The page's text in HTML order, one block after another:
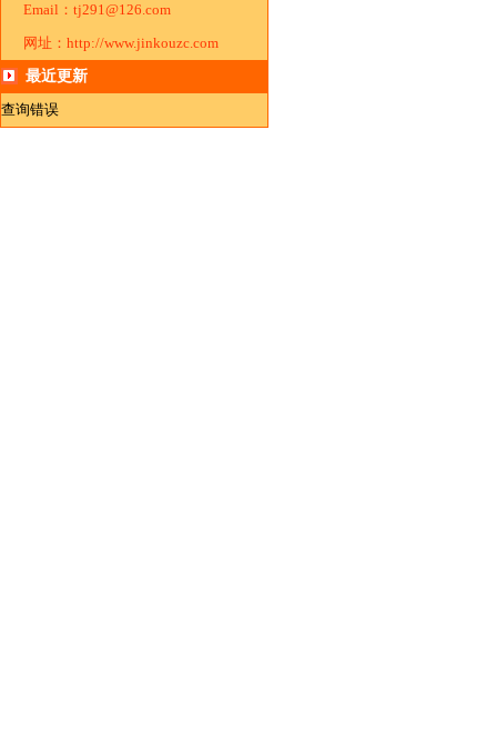
Email：tj291@126.com
网址：http://www.jinkouzc.com
最近更新
查询错误